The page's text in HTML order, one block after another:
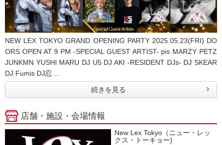
NEW LEX TOKYO GRAND OPENING PARTY 2025.05.23(FRI) DO
ORS OPEN AT 9 PM -SPECIAL GUEST ARTIST- pis MARZY PETZ
JUNKMN YUSHI MARU DJ U5 DJ AKI -RESIDENT DJs- DJ SKEAR
DJ Fumis DJ忍 ...
続きを見る
店舗・施設・会場情報
New Lex Tokyo（ニュー・レッ
クス・トーキョー)